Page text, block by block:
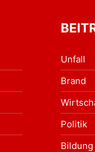
Unfall
Brand
Politik
Bildung